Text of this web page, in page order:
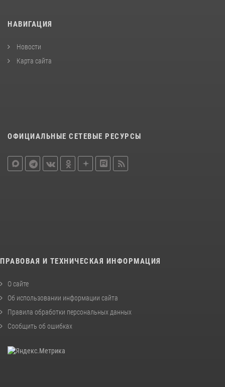
НАВИГАЦИЯ
Новости
Карта сайта
ОФИЦИАЛЬНЫЕ СЕТЕВЫЕ РЕСУРСЫ
ПРАВОВАЯ И ТЕХНИЧЕСКАЯ ИНФОРМАЦИЯ
О сайте
Об использовании информации сайта
Правила обработки персональных данных
Сообщить об ошибках